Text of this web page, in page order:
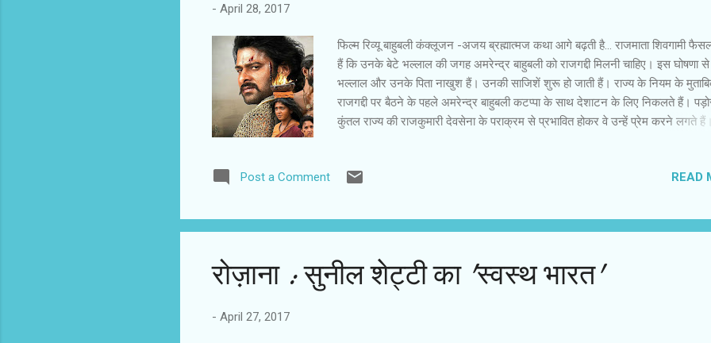
- April 28, 2017
फिल्‍म रिव्‍यू बाहुबली कंक्‍लूजन -अजय ब्रह्मात्‍मज कथा आगे बढ़ती है... राजमाता शिवगामी
हैं कि उनके बेटे भल्‍लाल की जगह अमरेन्‍द्र बाहुबली को राजगद्दी मिलनी चाहिए। इस घोषणा से
भल्‍लाल और उनके पिता नाखुश हैं। उनकी साजिशें शुरू हो जाती हैं। राज्‍य के नियम के
राजगद्दी पर बैठने के पहले अमरेन्‍द्र बाहुबली कटप्‍पा के साथ देशाटन के लिए निकलते हैं।
कुंतल राज्‍य की राजकुमारी देवसेना के पराक्रम से प्रभावित होकर वे उन्‍हें प्रेम करने लगते
चलता है। भल्‍लाल और उसके पिता अपनी साजिशों में सफल होते हैं। अमरेन्‍द्र को राजमहल
अमरेन्‍द्र बाहुबली की हत्‍या करवाने में सफल होते हैं। पिछले दो सालों से देश में गूंज रहे सवाल ‘
कटप्‍पा ने बाहुबली को क्‍यों मारा ’ का जवाब भी मिल जाता है। फिल्‍म...
Post a Comment READ
रोज़ाना : सुनील शेट्टी का 'स्वस्थ भारत'
- April 27, 2017